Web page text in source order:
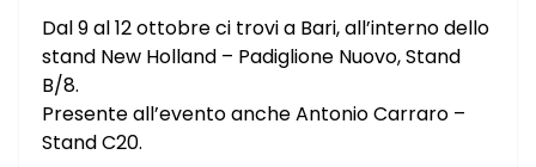
Dal 9 al 12 ottobre ci trovi a Bari, all’interno dello
stand New Holland – Padiglione Nuovo, Stand
B/8.
Presente all’evento anche Antonio Carraro –
Stand C20.